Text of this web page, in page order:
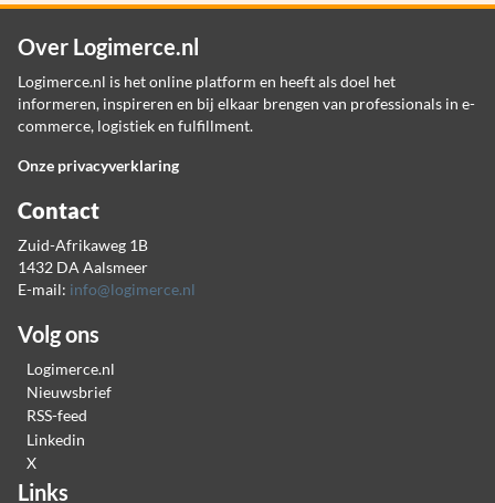
Over Logimerce.nl
Logimerce.nl is het online platform en heeft als doel het
informeren, inspireren en bij elkaar brengen van professionals in e-
commerce, logistiek en fulfillment.
Onze privacyverklaring
Contact
Zuid-Afrikaweg 1B
1432 DA Aalsmeer
E-mail: info@logimerce.nl
Volg ons
Logimerce.nl
Nieuwsbrief
RSS-feed
Linkedin
X
Links